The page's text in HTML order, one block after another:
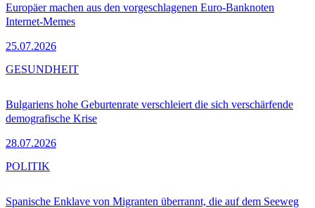
Europäer machen aus den vorgeschlagenen Euro-Banknoten
Internet-Memes
25.07.2026
Bulgariens hohe Geburtenrate verschleiert die sich verschärfende
demografische Krise
28.07.2026
GESUNDHEIT
Spanische Enklave von Migranten überrannt, die auf dem Seeweg
POLITIK